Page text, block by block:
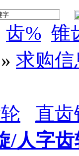
齿% 锥
» 求购信
直
/人字齿